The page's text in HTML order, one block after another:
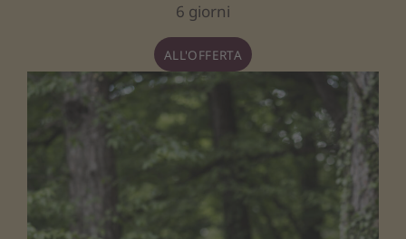
6 giorni
ALL'OFFERTA